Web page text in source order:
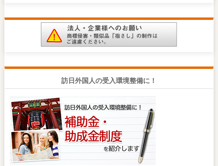
訪日外国人の受入環境整備に！